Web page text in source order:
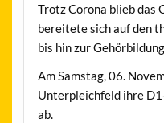
Trotz Corona blieb
bereitete sich auf den
bis hin zur
Am Samstag, 06.
Unterpleichfeld ihre
ab.